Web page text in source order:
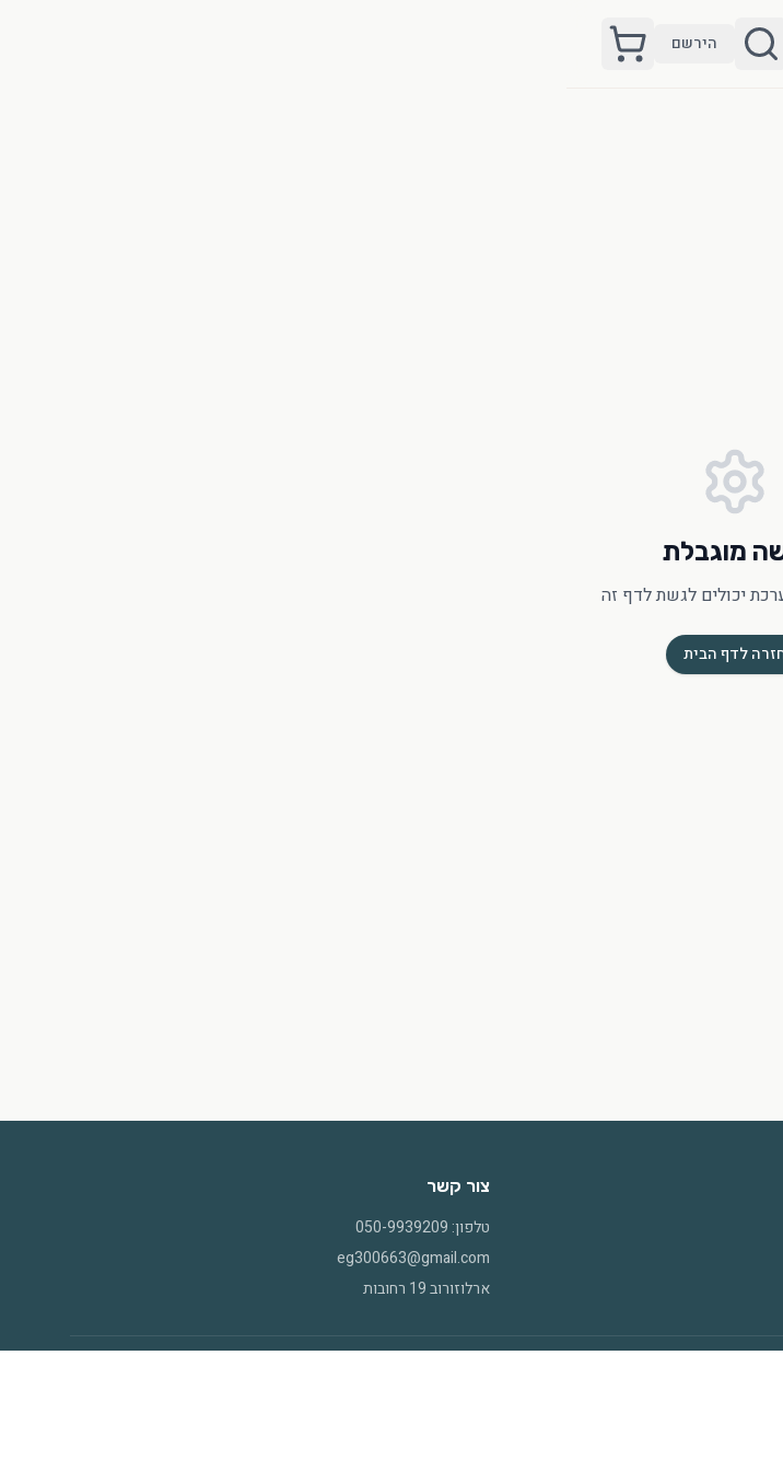
הירשם
מוגבלת
יכולים לגשת לדף זה
לדף הבית
צור קשר
טלפון: 050-9939209
eg300663@gmail.com
ארלוזורוב 19 רחובות